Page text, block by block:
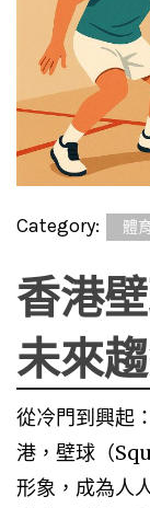
Category: 體
香港
未來
從冷門到興起
港，壁球（
形象，成為人